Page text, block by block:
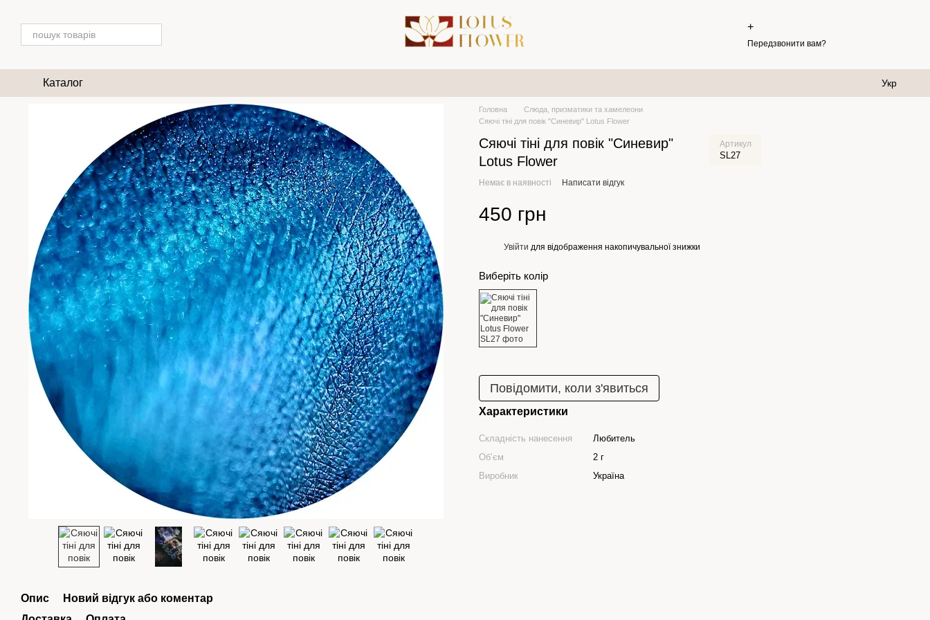
+
Передзвонити вам?
Каталог Укр
Опис
Новий відгук або коментар
Головна
Слюда, призматики та хамелеони
Сяючі тіні для повік "Синевир" Lotus Flower
Сяючі тіні для повік "Синевир"
Lotus Flower
Артикул
SL27
Немає в наявності Написати відгук
450 грн
Увійти для відображення накопичувальної знижки
Виберіть колір
Повідомити, коли з'явиться
Характеристики
Складність нанесення
Любитель
Обʼєм
2 г
Виробник
Україна